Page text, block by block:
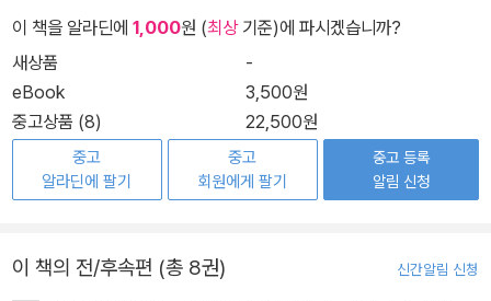
이 책을 알라딘에 1,000원 (최상기준)에 파시겠습니까?
새상품
-
eBook
3,500원
중고상품 (8)
22,500원
중고
알라딘에 팔기
중고
회원에게 팔기
중고 등록
알림 신청
이 책의 전/후속편 (총 8권) 신간알림 신청